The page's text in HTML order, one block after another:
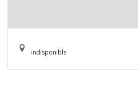
indisponible